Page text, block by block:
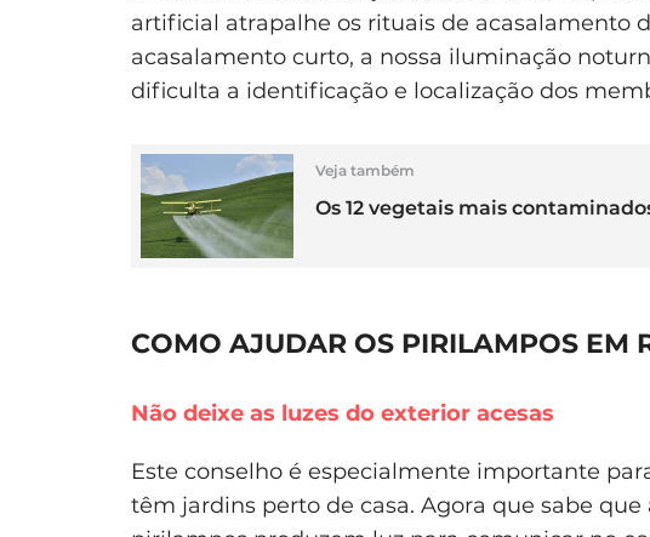
artificial atrapalhe os rituais de acasalamento
acasalamento curto, a nossa iluminação
dificulta a identificação e localização dos
Veja também
Os 12 vegetais mais
COMO AJUDAR OS PIRILAMPOS EM
Não deixe as luzes do exterior acesas
Este conselho é especialmente importante
têm jardins perto de casa. Agora que sabe